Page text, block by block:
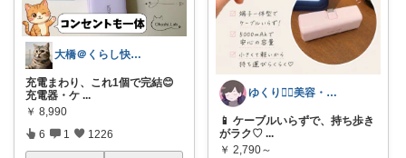
大橋＠くらし快適LAB🌿
充電まわり、これ1個で完結😊
充電器・ケ ...
￥ 8,990
6 1 1226
ゆくり🐕‍🦺美容・便利雑貨🤍
📱 ケーブルいらずで、持ち歩き
がラク♡ ...
￥ 2,790～